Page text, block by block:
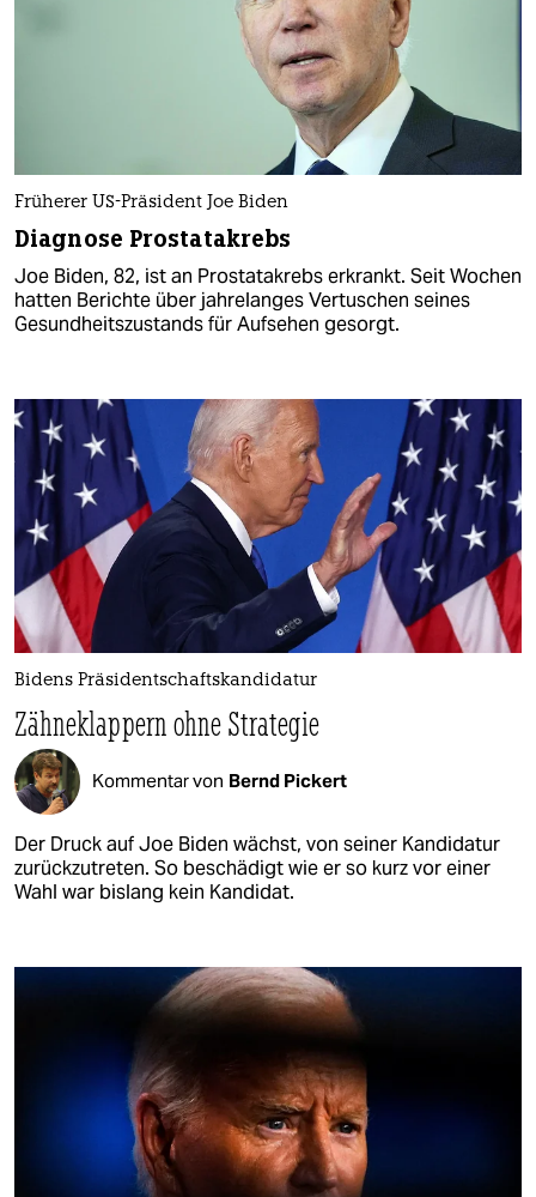
Früherer US-Präsident Joe Biden
Diagnose Prostatakrebs
Joe Biden, 82, ist an Prostatakrebs erkrankt. Seit Wochen
hatten Berichte über jahrelanges Vertuschen seines
Gesundheitszustands für Aufsehen gesorgt.
Bidens Präsidentschaftskandidatur
Zähneklappern ohne Strategie
Kommentar von Bernd Pickert
Der Druck auf Joe Biden wächst, von seiner Kandidatur
zurückzutreten. So beschädigt wie er so kurz vor einer
Wahl war bislang kein Kandidat.